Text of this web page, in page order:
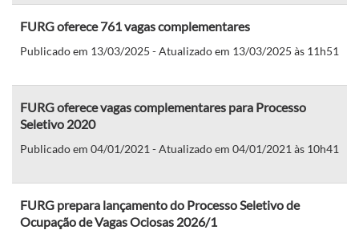
FURG oferece 761 vagas complementares
Publicado em 13/03/2025 - Atualizado em 13/03/2025 às 11h51
FURG oferece vagas complementares para Processo
Seletivo 2020
Publicado em 04/01/2021 - Atualizado em 04/01/2021 às 10h41
FURG prepara lançamento do Processo Seletivo de
Ocupação de Vagas Ociosas 2026/1